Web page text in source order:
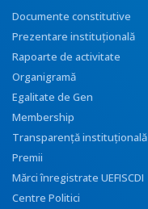
Documente constitutive
Prezentare instituţională
Rapoarte de activitate
Organigramă
Egalitate de Gen
Membership
Transparenţă instituţională
Premii
Mărci înregistrate UEFISCDI
Centre Politici